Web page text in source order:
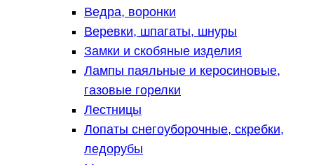
Ведра, воронки
Веревки, шпагаты, шнуры
Замки и скобяные изделия
Лампы паяльные и керосиновые,
газовые горелки
Лестницы
Лопаты снегоуборочные, скребки,
ледорубы